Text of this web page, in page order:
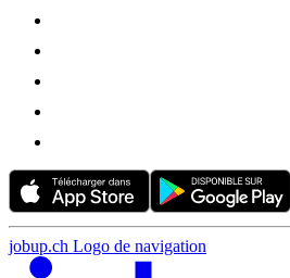
jobup.ch Logo de navigation